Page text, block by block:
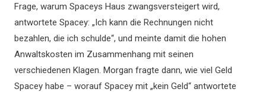
Frage, warum Spaceys Haus zwangsversteigert wird,
antwortete Spacey: „Ich kann die Rechnungen nicht
bezahlen, die ich schulde“, und meinte damit die hohen
Anwaltskosten im Zusammenhang mit seinen
verschiedenen Klagen. Morgan fragte dann, wie viel Geld
Spacey habe – worauf Spacey mit „kein Geld“ antwortete